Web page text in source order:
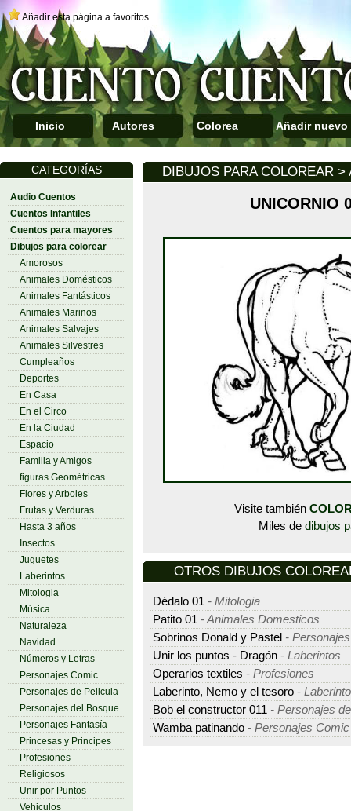
Añadir esta página a favoritos
Inicio Autores Colorea Añadir nuevo
CATEGORÍAS
Audio Cuentos
Cuentos Infantiles
Cuentos para mayores
Dibujos para colorear
Amorosos
Animales Domésticos
Animales Fantásticos
Animales Marinos
Animales Salvajes
Animales Silvestres
Cumpleaños
Deportes
En Casa
En el Circo
En la Ciudad
Espacio
Familia y Amigos
figuras Geométricas
Flores y Arboles
Frutas y Verduras
Hasta 3 años
Insectos
Juguetes
Laberintos
Mitologia
Música
Naturaleza
Navidad
Números y Letras
Personajes Comic
Personajes de Pelicula
Personajes del Bosque
Personajes Fantasía
Princesas y Principes
Profesiones
Religiosos
Unir por Puntos
Vehiculos
DIBUJOS PARA COLOREAR
UNICORNIO
Visite también
Miles de dibujos
OTROS DIBUJOS
Dédalo 01 - Mitologia
Patito 01 - Animales Domesticos
Sobrinos Donald y Pastel -
Unir los puntos - Dragón - Laberintos
Operarios textiles - Profesiones
Laberinto, Nemo y el tesoro -
Bob el constructor 011 - Personajes
Wamba patinando - Personajes Comic